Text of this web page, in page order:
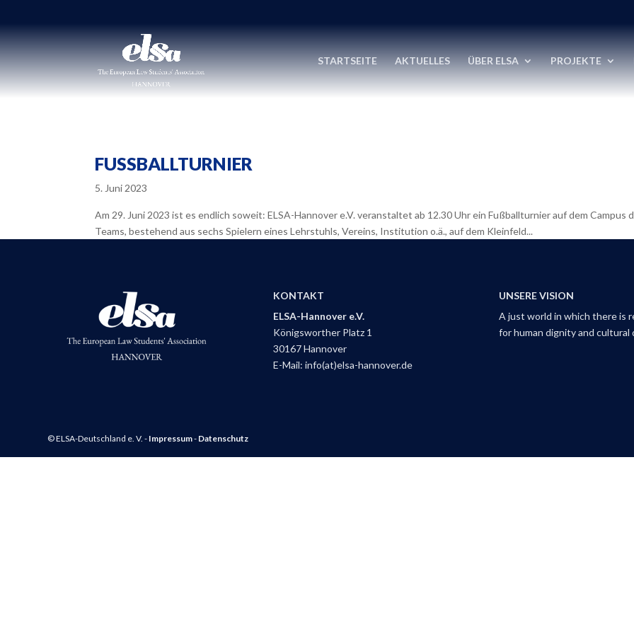
STARTSEITE AKTUELLES ÜBER ELSA PROJEKTE
FUSSBALLTURNIER
5. Juni 2023
Am 29. Juni 2023 ist es endlich soweit: ELSA-Hannover e.V. veranstaltet ab 12.30 Uhr ein Fußballturnier auf dem
Teams, bestehend aus sechs Spielern eines Lehrstuhls, Vereins, Institution o.ä., auf dem Kleinfeld...
KONTAKT
ELSA-Hannover e.V.
Königsworther Platz 1
30167 Hannover
E-Mail:info(at)elsa-hannover.de
UNSERE VISION
A just world in which there is
for human dignity and cultural
© ELSA-Deutschland e. V. - Impressum- Datenschutz